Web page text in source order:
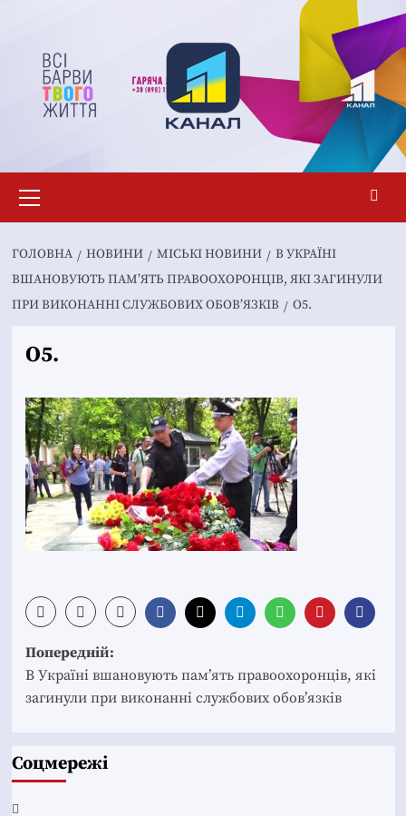
вмісту
меню
ГОЛОВНА НОВИНИ MІСЬКІ НОВИНИ
В УКРАЇНІ
ВШАНОВУЮТЬ ПАМ’ЯТЬ ПРАВООХОРОНЦІВ, ЯКІ ЗАГИНУЛИ
ПРИ ВИКОНАННІ СЛУЖБОВИХ ОБОВ’ЯЗКІВ
O5.
O5.
Post
navigation
Попередній:
В Україні вшановують пам’ять правоохоронців, які
загинули при виконанні службових обов’язків
Соцмережі
Facebook